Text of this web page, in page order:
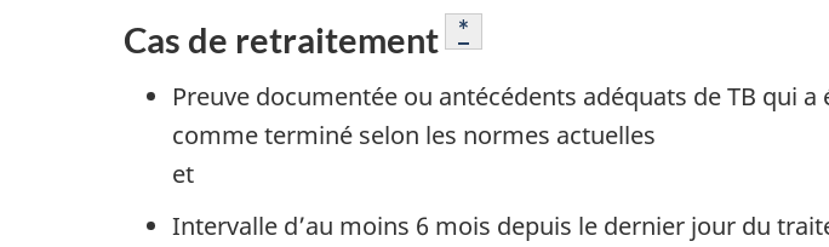
Cas de retraitement Note de bas de page
*
Preuve documentée ou antécédents adéquats de TB qui
comme terminé selon les normes actuelles
et
Intervalle d’au moins 6 mois depuis le dernier jour du